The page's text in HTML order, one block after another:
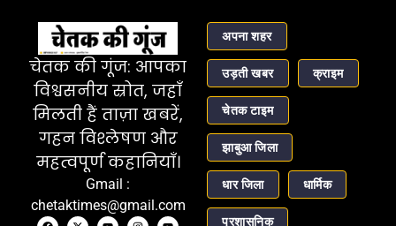
चेतक की गूंज: आपका
विश्वसनीय स्रोत, जहाँ
मिलती हैं ताज़ा खबरें,
गहन विश्लेषण और
महत्वपूर्ण कहानियाँ।
Gmail :
chetaktimes@gmail.com
अपना शहर
उड़ती खबर क्राइम
चेतक टाइम
झाबुआ जिला
धार जिला धार्मिक
प्रशासनिक